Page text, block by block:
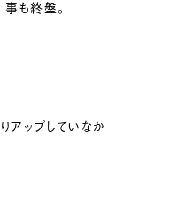
も終盤。
アップしていなか